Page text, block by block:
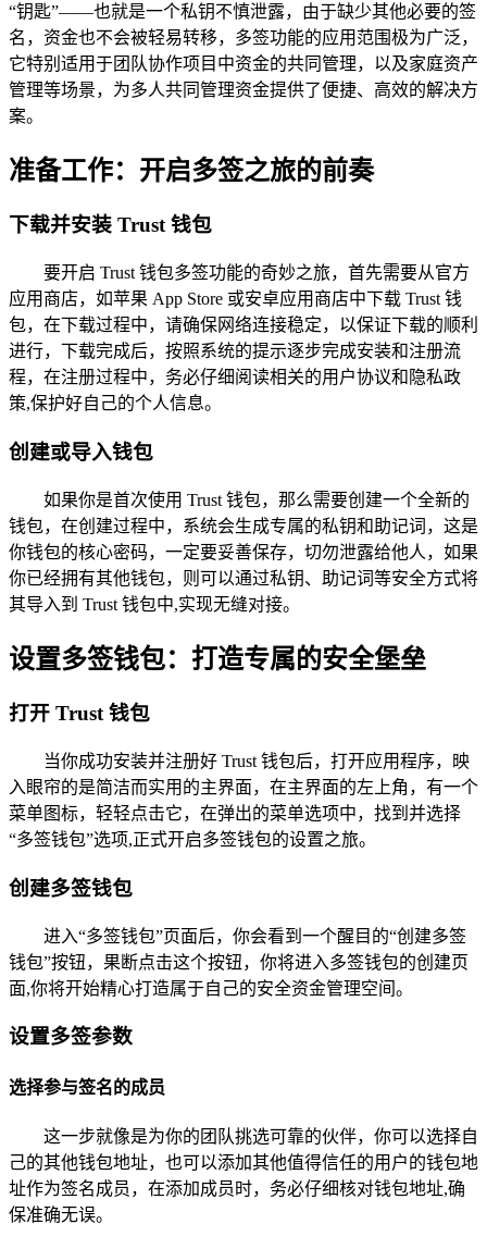
“钥匙”——也就是一个私钥不慎泄露，由于缺少其他必要的签
名，资金也不会被轻易转移，多签功能的应用范围极为广泛，
它特别适用于团队协作项目中资金的共同管理，以及家庭资产
管理等场景，为多人共同管理资金提供了便捷、高效的解决方
案。
准备工作：开启多签之旅的前奏
下载并安装 Trust 钱包
要开启 Trust 钱包多签功能的奇妙之旅，首先需要从官方
应用商店，如苹果 App Store 或安卓应用商店中下载 Trust 钱
包，在下载过程中，请确保网络连接稳定，以保证下载的顺利
进行，下载完成后，按照系统的提示逐步完成安装和注册流
程，在注册过程中，务必仔细阅读相关的用户协议和隐私政
策,保护好自己的个人信息。
创建或导入钱包
如果你是首次使用 Trust 钱包，那么需要创建一个全新的
钱包，在创建过程中，系统会生成专属的私钥和助记词，这是
你钱包的核心密码，一定要妥善保存，切勿泄露给他人，如果
你已经拥有其他钱包，则可以通过私钥、助记词等安全方式将
其导入到 Trust 钱包中,实现无缝对接。
设置多签钱包：打造专属的安全堡垒
打开 Trust 钱包
当你成功安装并注册好 Trust 钱包后，打开应用程序，映
入眼帘的是简洁而实用的主界面，在主界面的左上角，有一个
菜单图标，轻轻点击它，在弹出的菜单选项中，找到并选择
“多签钱包”选项,正式开启多签钱包的设置之旅。
创建多签钱包
进入“多签钱包”页面后，你会看到一个醒目的“创建多签
钱包”按钮，果断点击这个按钮，你将进入多签钱包的创建页
面,你将开始精心打造属于自己的安全资金管理空间。
设置多签参数
选择参与签名的成员
这一步就像是为你的团队挑选可靠的伙伴，你可以选择自
己的其他钱包地址，也可以添加其他值得信任的用户的钱包地
址作为签名成员，在添加成员时，务必仔细核对钱包地址,确
保准确无误。